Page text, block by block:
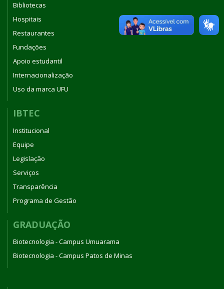
Bibliotecas
Hospitais
Restaurantes
Fundações
Apoio estudantil
Internacionalização
Uso da marca UFU
IBTEC
Institucional
Equipe
Legislação
Serviços
Transparência
Programa de Gestão
GRADUAÇÃO
Biotecnologia - Campus Umuarama
Biotecnologia - Campus Patos de Minas